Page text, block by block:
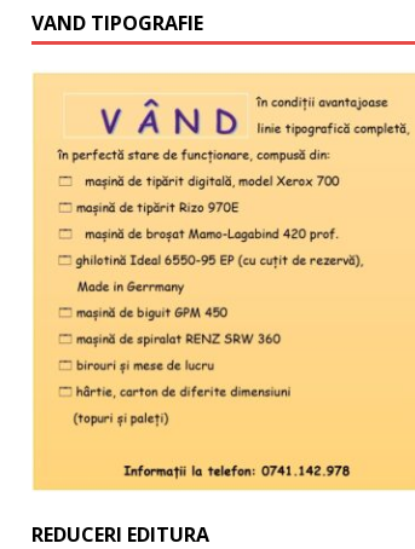
VAND TIPOGRAFIE
REDUCERI EDITURA